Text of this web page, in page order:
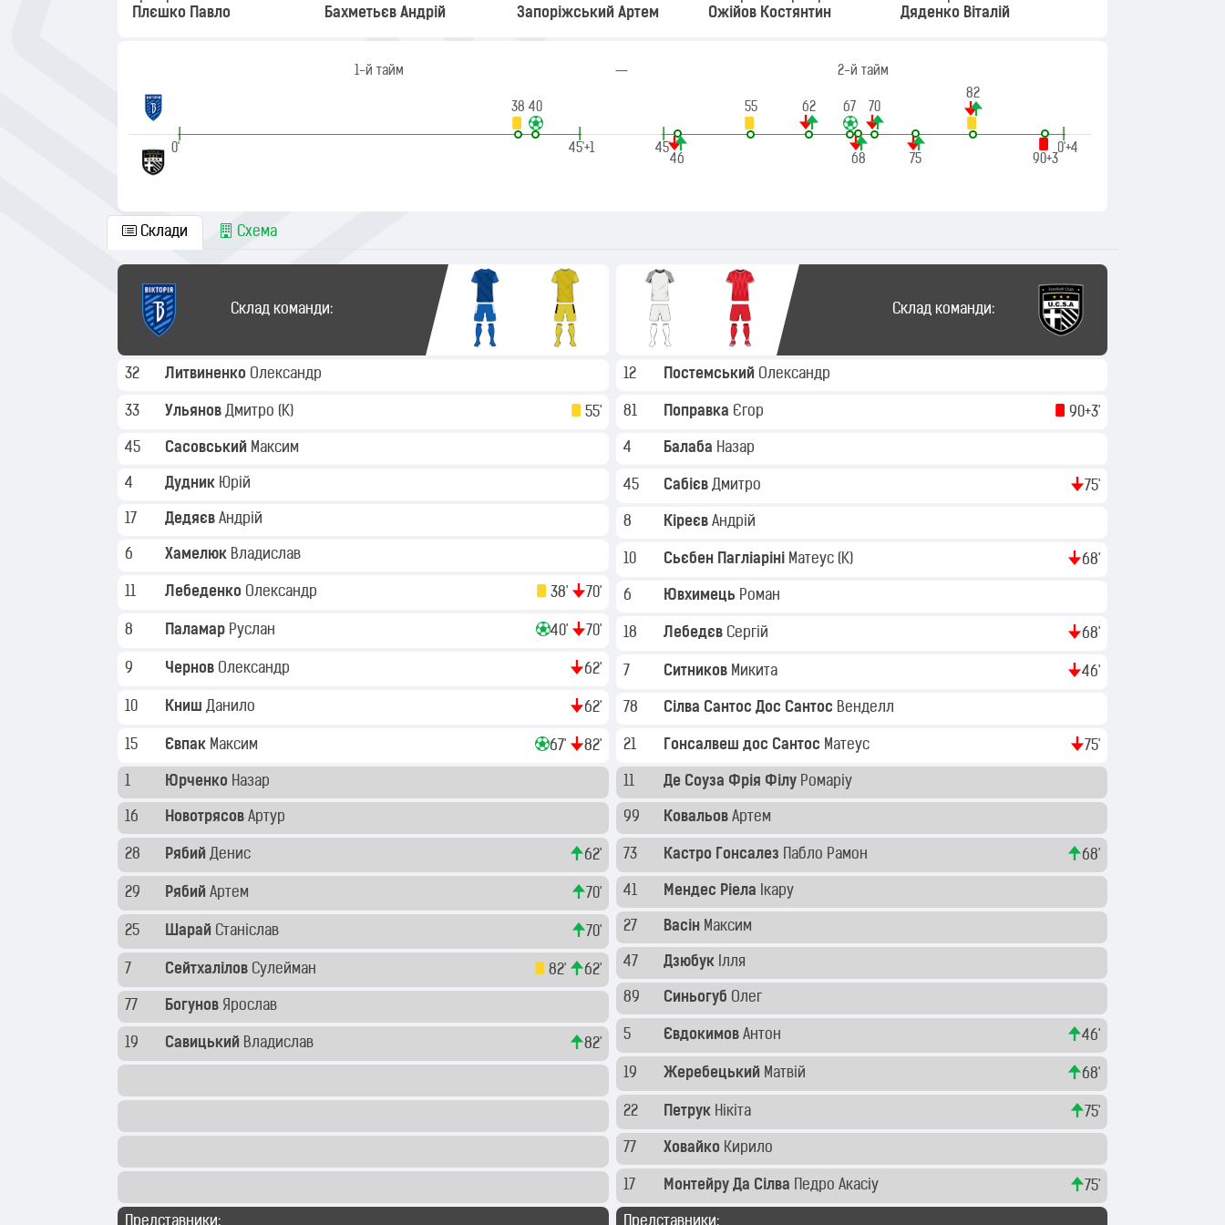
Плєшко Павло
Бахметьєв Андрій
Запоріжський Артем
Ожійов Костянтин
Дяденко Віталій
1-й тайм
38 40
|
0'
|
45'+1
— 2-й тайм
55 62 67 70
82
|
45'
46
68 75 90+3
|
90'+4
Склади Схема
Склад команди:
32 Литвиненко Олександр
33 Ульянов Дмитро (K) 55'
45 Сасовський Максим
4 Дудник Юрій
17 Дедяєв Андрій
6 Хамелюк Владислав
11 Лебеденко Олександр 38' 70'
8 Паламар Руслан 40' 70'
9 Чернов Олександр 62'
10 Книш Данило 62'
15 Євпак Максим 67' 82'
1 Юрченко Назар
16 Новотрясов Артур
28 Рябий Денис 62'
29 Рябий Артем 70'
25 Шарай Станіслав 70'
7 Сейтхалілов Сулейман 82' 62'
77 Богунов Ярослав
19 Савицький Владислав 82'
Склад команди:
12 Постемський Олександр
81 Поправка Єгор 90+3'
4 Балаба Назар
45 Сабієв Дмитро 75'
8 Кіреєв Андрій
10 Сьєбен Пагліаріні Матеус (K) 68'
6 Ювхимець Роман
18 Лебедєв Сергій 68'
7 Ситников Микита 46'
78 Сілва Сантос Дос Сантос Венделл
21 Гонсалвеш дос Сантос Матеус 75'
11 Де Соуза Фрія Філу Ромаріу
99 Ковальов Артем
73 Кастро Гонсалез Пабло Рамон 68'
41 Мендес Ріела Ікару
27 Васін Максим
47 Дзюбук Ілля
89 Синьогуб Олег
5 Євдокимов Антон 46'
19 Жеребецький Матвій 68'
22 Петрук Нікіта 75'
77 Ховайко Кирило
17 Монтейру Да Сілва Педро Акасіу 75'